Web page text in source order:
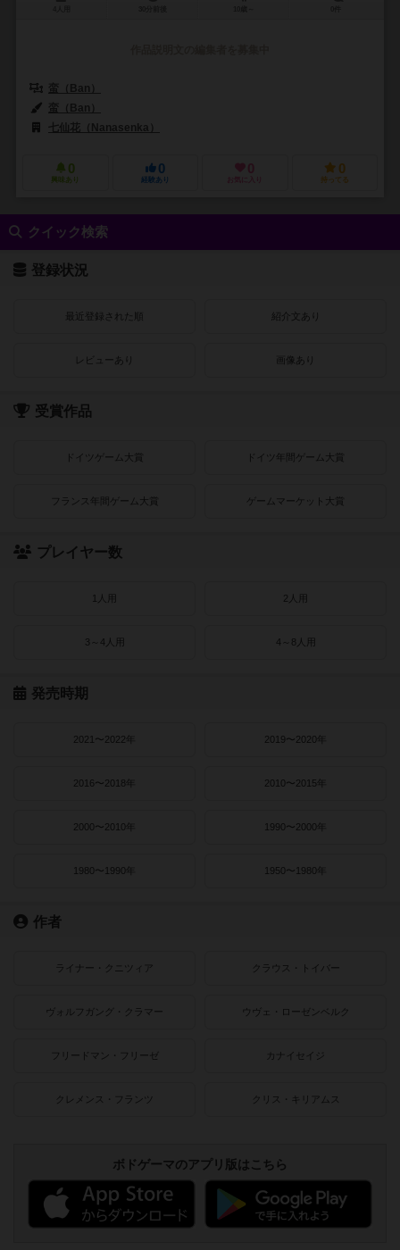
蛮（Ban）
蛮（Ban）
七仙花（Nanasenka）
0
興味あり
0
経験あり
0
お気に入り
0
持ってる
クイック検索
登録状況
最近登録された順 紹介文あり
レビューあり 画像あり
受賞作品
ドイツゲーム大賞 ドイツ年間ゲーム大賞
フランス年間ゲーム大賞 ゲームマーケット大賞
プレイヤー数
1人用 2人用
3～4人用 4～8人用
発売時期
2021〜2022年 2019〜2020年
2016〜2018年 2010〜2015年
2000〜2010年 1990〜2000年
1980〜1990年 1950〜1980年
作者
ライナー・クニツィア クラウス・トイバー
ヴォルフガング・クラマー ウヴェ・ローゼンベルク
フリードマン・フリーゼ カナイセイジ
クレメンス・フランツ クリス・キリアムス
ボドゲーマのアプリ版はこちら